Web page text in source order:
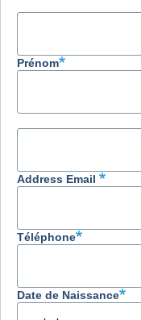
Prénom
Address Email
Téléphone
Date de Naissance